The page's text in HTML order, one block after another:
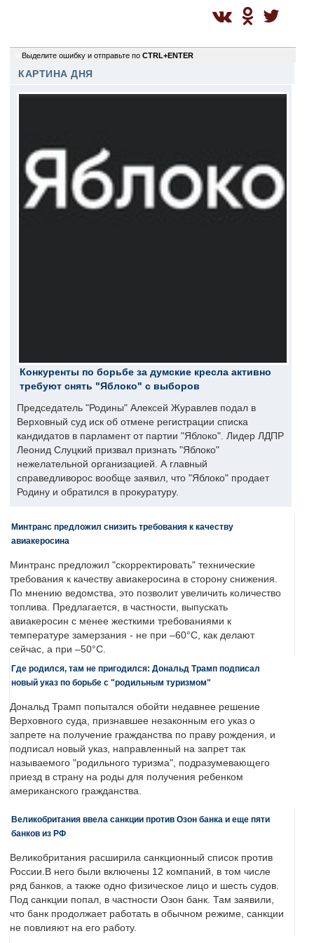
Выделите ошибку и отправьте по CTRL+ENTER
КАРТИНА ДНЯ
Конкуренты по борьбе за думские кресла активно
требуют снять "Яблоко" с выборов
Председатель "Родины" Алексей Журавлев подал в
Верховный суд иск об отмене регистрации списка
кандидатов в парламент от партии "Яблоко". Лидер ЛДПР
Леонид Слуцкий призвал признать "Яблоко"
нежелательной организацией. А главный
справедливорос вообще заявил, что "Яблоко" продает
Родину и обратился в прокуратуру.
Минтранс предложил снизить требования к качеству
авиакеросина
Минтранс предложил "скорректировать" технические
требования к качеству авиакеросина в сторону снижения.
По мнению ведомства, это позволит увеличить количество
топлива. Предлагается, в частности, выпускать
авиакеросин с менее жесткими требованиями к
температуре замерзания - не при –60°C, как делают
сейчас, а при –50°C.
Где родился, там не пригодился: Дональд Трамп подписал
новый указ по борьбе с "родильным туризмом"
Дональд Трамп попытался обойти недавнее решение
Верховного суда, признавшее незаконным его указ о
запрете на получение гражданства по праву рождения, и
подписал новый указ, направленный на запрет так
называемого "родильного туризма", подразумевающего
приезд в страну на роды для получения ребенком
американского гражданства.
Великобритания ввела санкции против Озон банка и еще пяти
банков из РФ
Великобритания расширила санкционный список против
России.В него были включены 12 компаний, в том числе
ряд банков, а также одно физическое лицо и шесть судов.
Под санкции попал, в частности Озон банк. Там заявили,
что банк продолжает работать в обычном режиме, санкции
не повлияют на его работу.